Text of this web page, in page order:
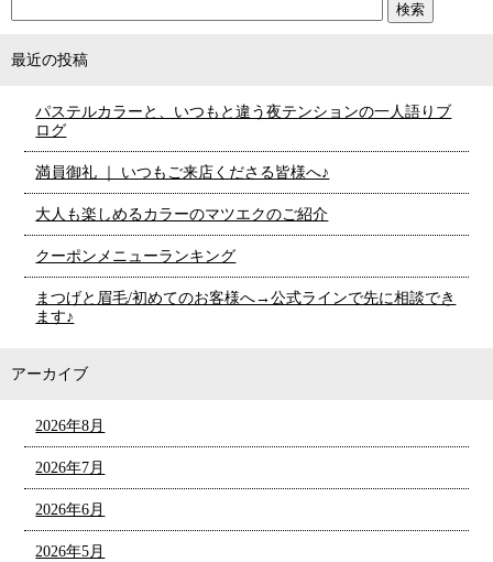
最近の投稿
パステルカラーと、いつもと違う夜テンションの一人語りブ
ログ
満員御礼 ｜ いつもご来店くださる皆様へ♪
大人も楽しめるカラーのマツエクのご紹介
クーポンメニューランキング
まつげと眉毛/初めてのお客様へ→公式ラインで先に相談でき
ます♪
アーカイブ
2026年8月
2026年7月
2026年6月
2026年5月